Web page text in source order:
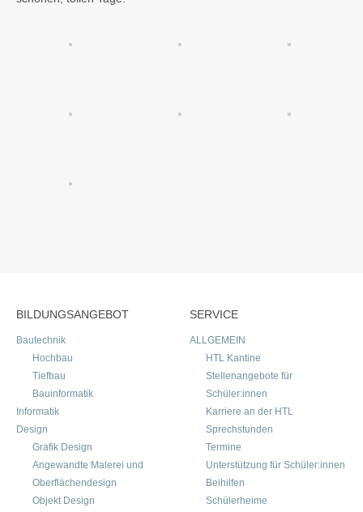
BILDUNGSANGEBOT
Bautechnik
Hochbau
Tiefbau
Bauinformatik
Informatik
Design
Grafik Design
Angewandte Malerei und
Oberflächendesign
Objekt Design
SERVICE
ALLGEMEIN
HTL Kantine
Stellenangebote für
Schüler:innen
Karriere an der HTL
Sprechstunden
Termine
Unterstützung für Schüler:innen
Beihilfen
Schülerheime